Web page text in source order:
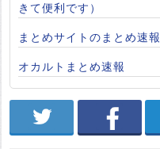
きて便利です）
まとめサイトのまとめ速報
オカルトまとめ速報